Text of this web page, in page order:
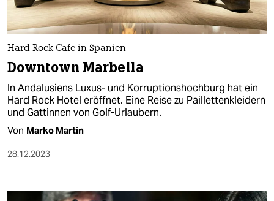
Hard Rock Cafe in Spanien
Downtown Marbella
In Andalusiens Luxus- und Korruptionshochburg hat ein
Hard Rock Hotel eröffnet. Eine Reise zu Paillettenkleidern
und Gattinnen von Golf-Urlaubern.
Von Marko Martin
28.12.2023